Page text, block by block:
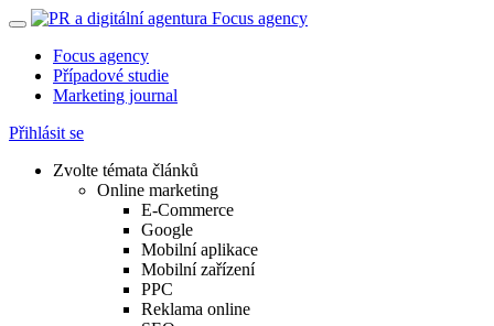
Focus agency
Případové studie
Marketing journal
Přihlásit se
Zvolte témata článků
Online marketing
E-Commerce
Google
Mobilní aplikace
Mobilní zařízení
PPC
Reklama online